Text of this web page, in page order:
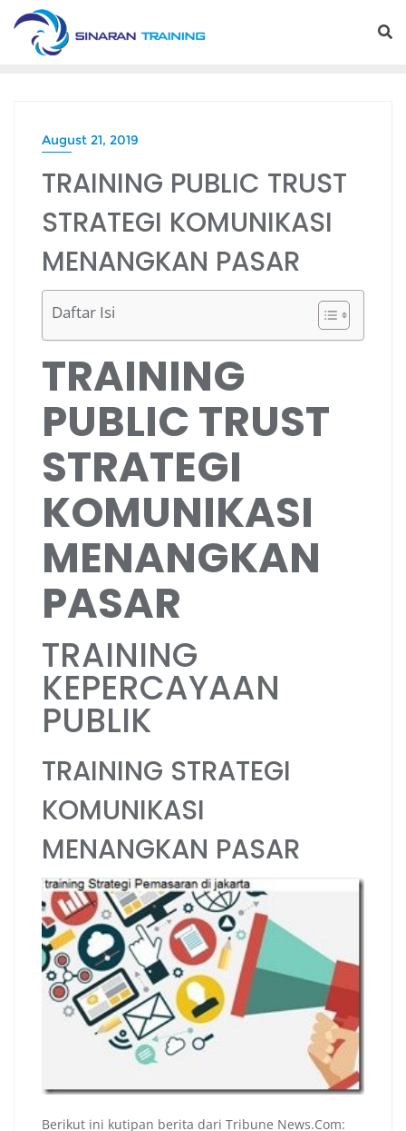
Skip
content
August 21, 2019
TRAINING PUBLIC TRUST
STRATEGI KOMUNIKASI
MENANGKAN PASAR
Daftar Isi
TRAINING
PUBLIC TRUST
STRATEGI
KOMUNIKASI
MENANGKAN
PASAR
TRAINING
KEPERCAYAAN
PUBLIK
TRAINING STRATEGI
KOMUNIKASI
MENANGKAN PASAR
Berikut ini kutipan berita dari Tribune News.Com: